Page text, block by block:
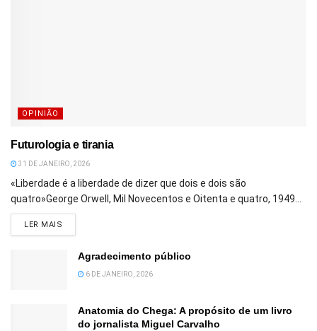
OPINIÃO
Futurologia e tirania
31 DE JANEIRO, 2026
«Liberdade é a liberdade de dizer que dois e dois são
quatro»George Orwell, Mil Novecentos e Oitenta e quatro, 1949...
LER MAIS
Agradecimento público
6 DE JANEIRO, 2026
Anatomia do Chega: A propósito de um livro
do jornalista Miguel Carvalho